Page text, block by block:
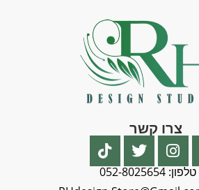
צרו קשר
טלפון: 052-8025654